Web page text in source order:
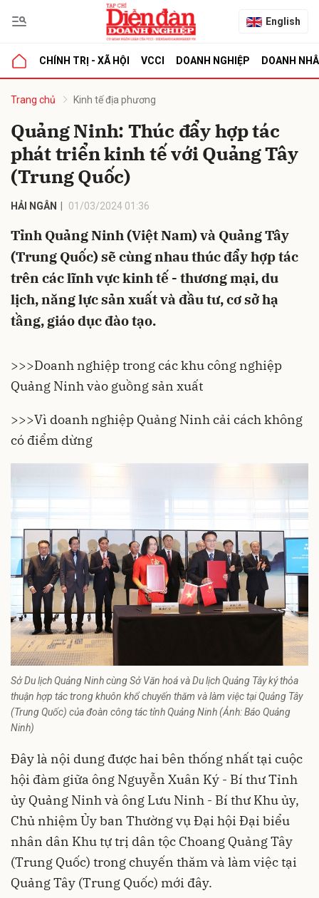
English
CHÍNH TRỊ - XÃ HỘI VCCI DOANH NGHIỆP DOANH
Trang chủ Kinh tế địa phương
Quảng Ninh: Thúc đẩy hợp tác
phát triển kinh tế với Quảng Tây
(Trung Quốc)
HẢI NGÂN 01/03/2024 01:36
Tỉnh Quảng Ninh (Việt Nam) và Quảng Tây
(Trung Quốc) sẽ cùng nhau thúc đẩy hợp tác
trên các lĩnh vực kinh tế - thương mại, du
lịch, năng lực sản xuất và đầu tư, cơ sở hạ
tầng, giáo dục đào tạo.
>>>Doanh nghiệp trong các khu công nghiệp
Quảng Ninh vào guồng sản xuất
>>>Vì doanh nghiệp Quảng Ninh cải cách không
có điểm dừng
Sở Du lịch Quảng Ninh cùng Sở Văn hoá và Du lịch Quảng Tây ký thỏa
thuận hợp tác trong khuôn khổ chuyến thăm và làm việc tại Quảng Tây
(Trung Quốc) của đoàn công tác tỉnh Quảng Ninh (Ảnh: Báo Quảng
Ninh)
Đây là nội dung được hai bên thống nhất tại cuộc
hội đàm giữa ông Nguyễn Xuân Ký - Bí thư Tỉnh
ủy Quảng Ninhvà ông Lưu Ninh - Bí thư Khu ủy,
Chủ nhiệm Ủy ban Thường vụ Đại hội Đại biểu
nhân dân Khu tự trị dân tộc Choang Quảng Tây
(Trung Quốc) trong chuyến thăm và làm việc tại
Quảng Tây (Trung Quốc) mới đây.
luận
Hủy